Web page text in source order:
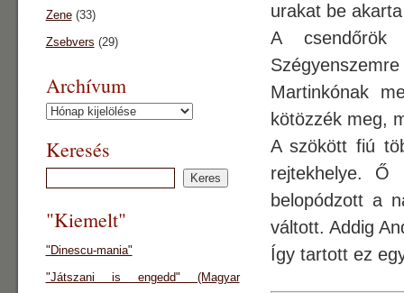
urakat be
A
Martinkónak
kötözzék meg,
A szökött fiú
rejtekhelye. Ő
belopódzott a
váltott. Addig
Így tartott ez
Zene(33)
Zsebvers (29)
Archívum
Archívum
Keresés
"Kiemelt"
"Dinescu-mania"
"Játszani is engedd" (Magyar